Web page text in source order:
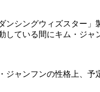
シングウィズスター
ている間にキム・ジ
ャンフンの性格上、